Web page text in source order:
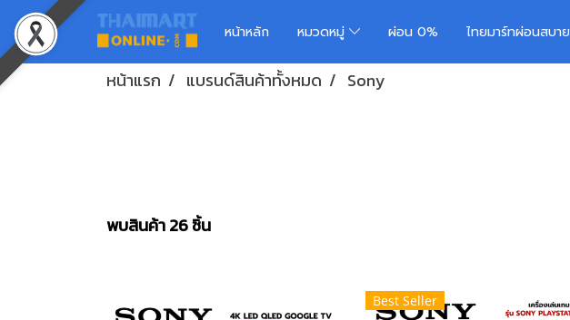
หน้าหลัก หมวดหมู่ ผ่อน 0% ไทยมาร์ทผ่อนสบาย
หน้าแรก แบรนด์สินค้าทั้งหมด Sony
พบสินค้า 26 ชิ้น
Best Seller